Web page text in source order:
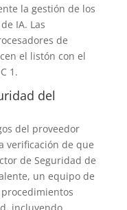
la gestión de los
IA. Las
de
el listón con el
1.
del
del proveedor
verificación de que
de Seguridad de
un equipo de